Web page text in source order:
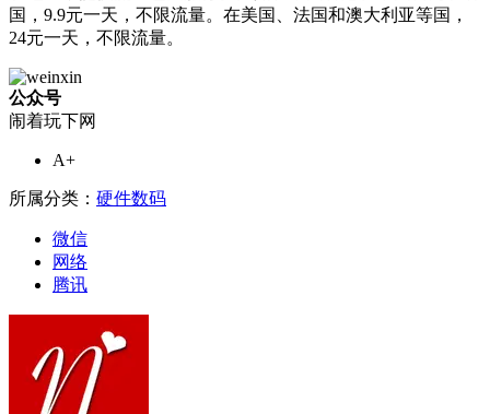
国，9.9元一天，不限流量。在美国、法国和澳大利亚等国，
24元一天，不限流量。
公众号
闹着玩下网
A+
所属分类： 硬件数码
微信
网络
腾讯